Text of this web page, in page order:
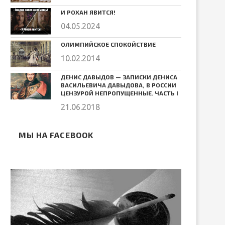
И РОХАН ЯВИТСЯ!
04.05.2024
ОЛИМПИЙСКОЕ СПОКОЙСТВИЕ
10.02.2014
ДЕНИС ДАВЫДОВ — ЗАПИСКИ ДЕНИСА
ВАСИЛЬЕВИЧА ДАВЫДОВА, В РОССИИ
ЦЕНЗУРОЙ НЕПРОПУЩЕННЫЕ. ЧАСТЬ I
21.06.2018
МЫ НА FACEBOOK